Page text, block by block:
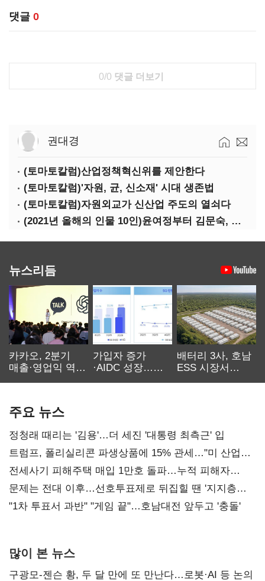
댓글 0
0/0 댓글 더보기
권대경
(토마토칼럼)산업정책혁신위를 제안한다
(토마토칼럼)'자원, 균, 신소재' 시대 생존법
(토마토칼럼)자원외교가 신산업 주도의 열쇠다
(2021년 올해의 인물 10인)윤여정부터 김문숙, 로지, 손흥민까지
뉴스리듬
카카오, 2분기
매출·영업익 역대
가입자 증가
·AIDC 성장…
배터리 3사, 호남
ESS 시장서
주요 뉴스
정청래 때리는 '김용'…더 세진 '대통령 최측근' 입
트럼프, 폴리실리콘 파생상품에 15% 관세…"미 산업
재건"
전세사기 피해주택 매입 1만호 돌파…누적 피해자
4만278명
문제는 전대 이후…선호투표제로 뒤집힐 땐 '지지층
불복'
"1차 투표서 과반" "게임 끝"…호남대전 앞두고 '충돌'
많이 본 뉴스
구광모-젠슨 황, 두 달 만에 또 만난다…로봇·AI 등 논의